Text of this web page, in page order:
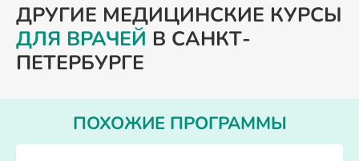
ДРУГИЕ МЕДИЦИНСКИЕ КУРСЫ
ДЛЯ ВРАЧЕЙ В САНКТ-
ПЕТЕРБУРГЕ
ПОХОЖИЕ ПРОГРАММЫ